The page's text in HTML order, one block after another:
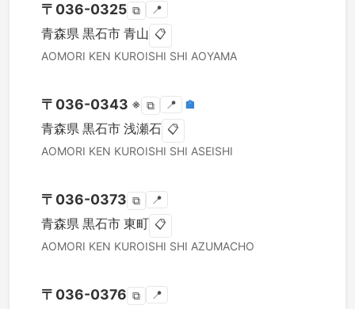
〒 036-0325 ⧉ 📍
青森県 黒石市 青山 📋
AOMORI KEN KUROISHI SHI AOYAMA
〒 036-0343 ※ ⧉ 📍 🏣
青森県 黒石市 浅瀬石 📋
AOMORI KEN KUROISHI SHI ASEISHI
〒 036-0373 ⧉ 📍
青森県 黒石市 東町 📋
AOMORI KEN KUROISHI SHI AZUMACHO
〒 036-0376 ⧉ 📍